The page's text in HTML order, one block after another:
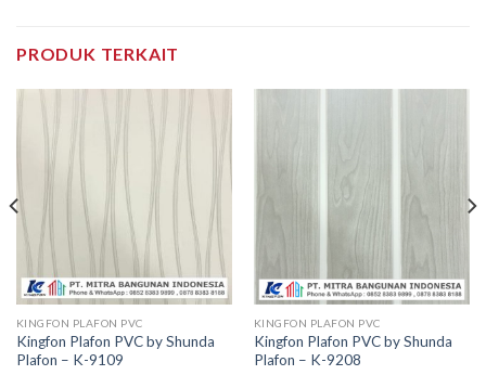
PRODUK TERKAIT
KINGFON PLAFON PVC
Kingfon Plafon PVC by Shunda
Plafon – K-9109
KINGFON PLAFON PVC
Kingfon Plafon PVC by Shunda
Plafon – K-9208